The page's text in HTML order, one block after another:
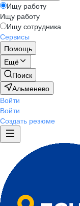
Ищу работу
Ищу работу
Ищу сотрудника
Сервисы
Помощь
Ещё
Поиск
Альменево
Войти
Войти
Создать резюме